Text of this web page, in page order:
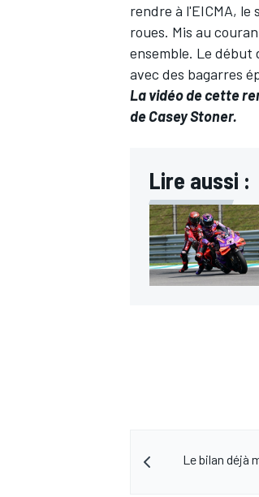
AUTRES CHAMPIONNATS
rendre à l'EICMA, le
roues. Mis au
ensemble. Le
avec des bagarres
La vidéo de cette
de Casey Stoner.
Lire aussi :
Le bilan déjà